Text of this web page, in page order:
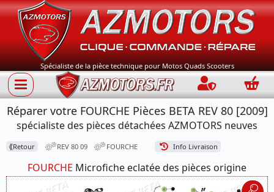
Spécialiste de la pièce technique pour Motos Quads Scooters
Connection
Réparer votre FOURCHE Pièces BETA REV 80 [2009]
spécialiste des pièces détachées AZMOTORS neuves
⟪Retour REV 80 09 FOURCHE Info Livraison
FOURCHE Microfiche eclatée des pièces origine